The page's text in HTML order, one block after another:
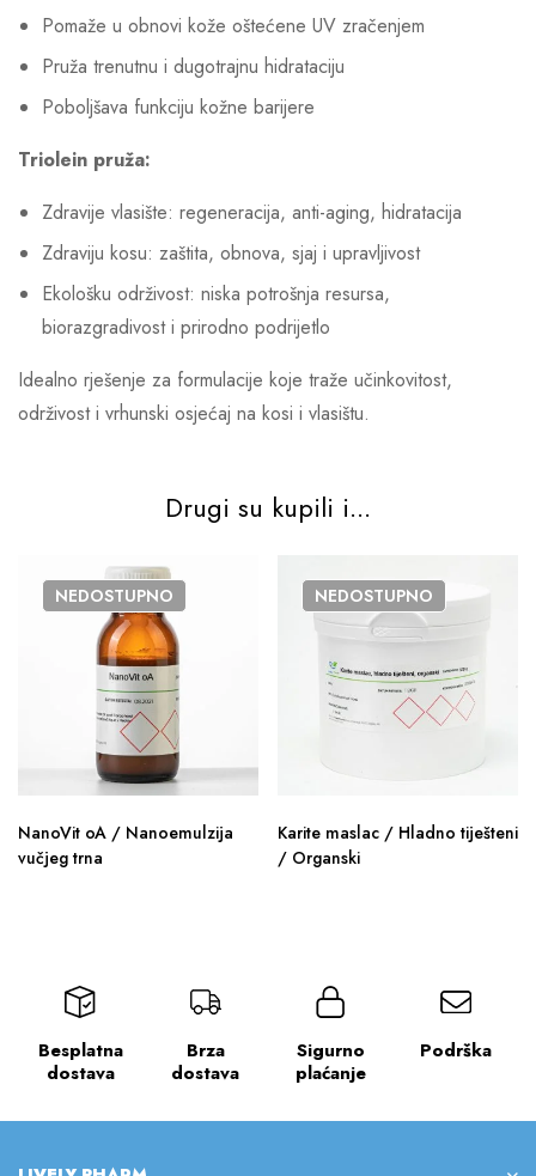
Pomaže u obnovi kože oštećene UV zračenjem
Pruža trenutnu i dugotrajnu hidrataciju
Poboljšava funkciju kožne barijere
Triolein pruža:
Zdravije vlasište: regeneracija, anti-aging, hidratacija
Zdraviju kosu: zaštita, obnova, sjaj i upravljivost
Ekološku održivost: niska potrošnja resursa,
biorazgradivost i prirodno podrijetlo
Idealno rješenje za formulacije koje traže učinkovitost,
održivost i vrhunski osjećaj na kosi i vlasištu.
Drugi su kupili i...
NEDOSTUPNO
NanoVit oA / Nanoemulzija
vučjeg trna
NEDOSTUPNO
Karite maslac / Hladno tiješteni
/ Organski
Besplatna
dostava
Brza
dostava
Sigurno
plaćanje
Podrška